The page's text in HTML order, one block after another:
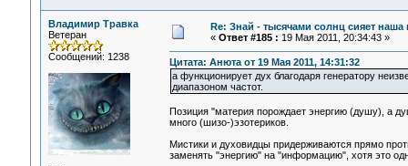
Владимир Травка
Ветеран
Сообщений: 1238
Re: Знай - тысячами солнц сияет наша
« Ответ #185 : 19 Мая 2011, 20:34:43 »
Цитата: Анюта от 19 Мая 2011, 14:31:32
а функционирует дух благодаря генератору
диапазоном частот.
Позиция "материя порождает энергию (душу), а
много (шизо-)эзотериков.
Мистики и духовидцы придерживаются прямо
заменять "энергию" на "информацию", хотя это